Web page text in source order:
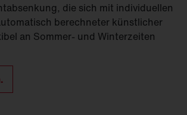
die sich mit individuellen
berechneter künstlicher
an Sommer- und Winterzeiten